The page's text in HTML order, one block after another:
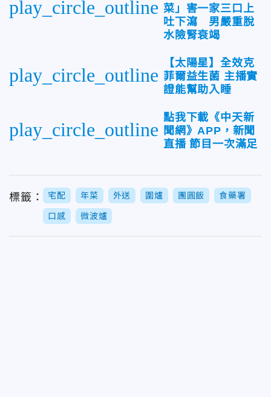
play_circle_outline 菜」害一家三口上
吐下瀉 男嚴重脫
水險腎衰竭
play_circle_outline
【太陽星】全效克
菲爾益生菌 主播實
證能幫助入睡
play_circle_outline
點我下載《中天新
聞網》APP，新聞
直播 節目一次滿足
標籤： 宅配 年菜 外送 圍爐 團圓飯 食藥署
口感 微波爐